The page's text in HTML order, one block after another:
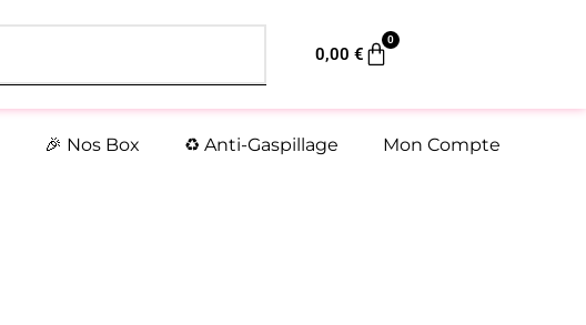
0,00€
0
Panier
🎉 Nos Box ♻️ Anti-Gaspillage Mon Compte